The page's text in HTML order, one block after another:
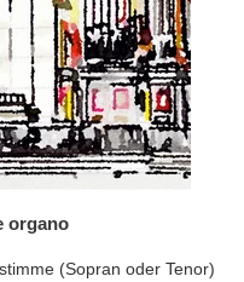
organo
(Sopran oder Tenor)